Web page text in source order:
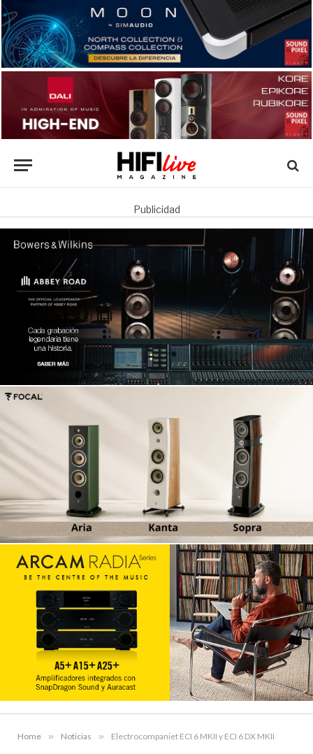
Publicidad
Home » Noticias » Electrocompaniet ECI 6 MKII y ECI 6 DX MKII